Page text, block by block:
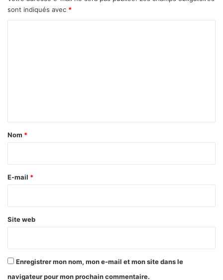
sont indiqués avec *
a
e
Nom *
E-mail *
Site web
Enregistrer mon nom, mon e-mail et mon site dans le
navigateur pour mon prochain commentaire.